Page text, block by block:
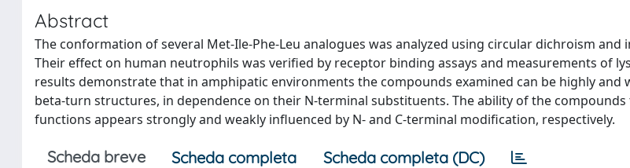
Abstract
The conformation of several Met-Ile-Phe-Leu analogues was analyzed using circular dichroism
Their effect on human neutrophils was verified by receptor binding assays and measurements of
results demonstrate that in amphipatic environments the compounds examined can be highly and
beta-turn structures, in dependence on their N-terminal substituents. The ability of the
functions appears strongly and weakly influenced by N- and C-terminal modification, respectively.
Scheda breve Scheda completa Scheda completa (DC)